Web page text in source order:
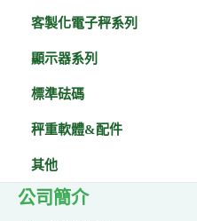
客製化電子秤系列
顯示器系列
標準砝碼
秤重軟體&配件
其他
公司簡介